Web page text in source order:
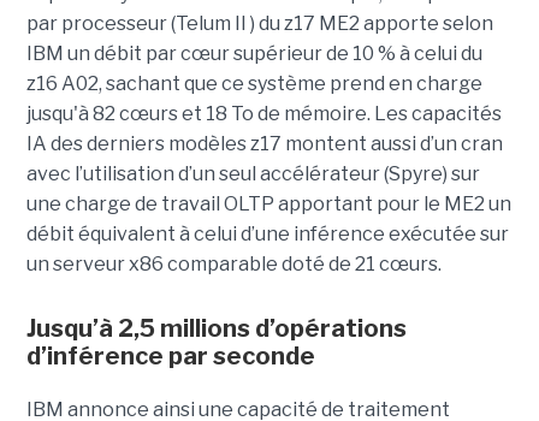
par processeur (Telum II ) du z17 ME2 apporte selon
IBM un débit par cœur supérieur de 10 % à celui du
z16 A02, sachant que ce système prend en charge
jusqu'à 82 cœurs et 18 To de mémoire. Les capacités
IA des derniers modèles z17 montent aussi d’un cran
avec l’utilisation d’un seul accélérateur (Spyre) sur
une charge de travail OLTP apportant pour le ME2 un
débit équivalent à celui d’une inférence exécutée sur
un serveur x86 comparable doté de 21 cœurs.
Jusqu’à 2,5 millions d’opérations
d’inférence par seconde
IBM annonce ainsi une capacité de traitement